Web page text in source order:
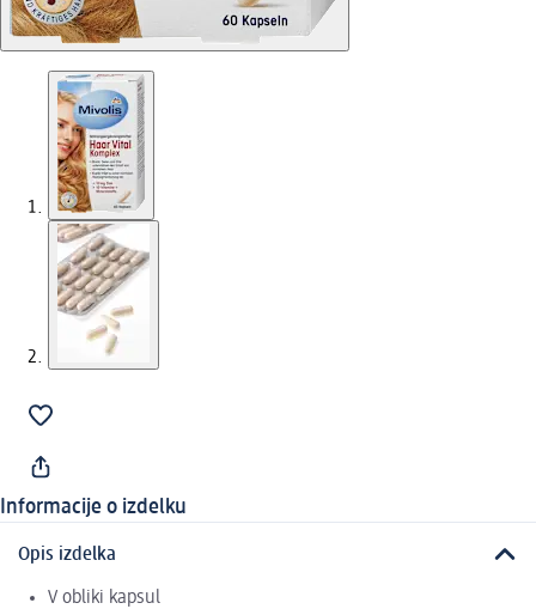
Informacije o izdelku
Opis izdelka
V obliki kapsul